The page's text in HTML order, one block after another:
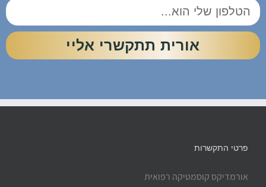
אורית תתקשרי אליי
פרטי התקשרות
אורמדיקס קוסמטיקה רפואית